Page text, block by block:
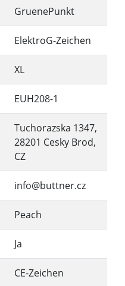
GruenePunkt
ElektroG-Zeichen
XL
EUH208-1
Tuchorazska 1347,
28201 Cesky Brod,
CZ
info@buttner.cz
Peach
Ja
CE-Zeichen